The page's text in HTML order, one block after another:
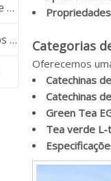
Fabricante de Extrato de Folha de Moringa
Fornecedor de cores de alimentos naturais Categorias
Oferecemos
Catechinas
Catechinas
Green Tea
Tea verde L-